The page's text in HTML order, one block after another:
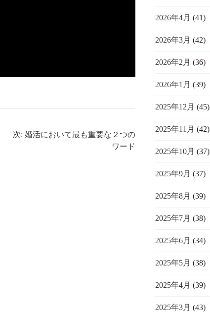
次: 婚活において最も重要な２つの
ワード
2026年4月 (41)
2026年3月 (42)
2026年2月 (36)
2026年1月 (39)
2025年12月 (45)
2025年11月 (42)
2025年10月 (37)
2025年9月 (37)
2025年8月 (39)
2025年7月 (38)
2025年6月 (34)
2025年5月 (38)
2025年4月 (39)
2025年3月 (43)